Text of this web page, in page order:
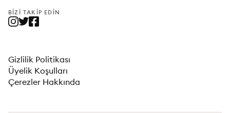
BIZI TAKIP EDIN
Gizlilik Politikası
Üyelik Koşulları
Çerezler Hakkında